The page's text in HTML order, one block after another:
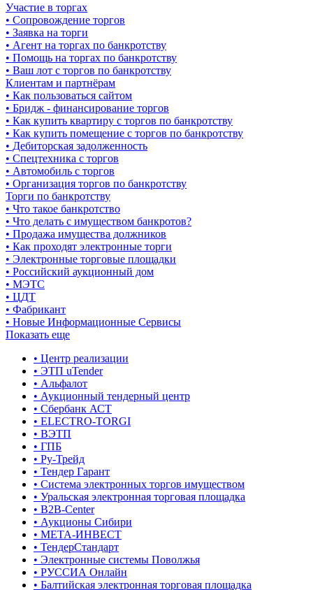
Участие в торгах
• Сопровождение торгов
• Заявка на торги
• Агент на торгах по банкротству
• Помощь на торгах по банкротству
• Ваш лот с торгов по банкротству
Клиентам и партнёрам
• Как пользоваться сайтом
• Бридж - финансирование торгов
• Как купить квартиру с торгов по банкротству
• Как купить помещение с торгов по банкротству
• Дебиторская задолженность
• Спецтехника с торгов
• Автомобиль с торгов
• Организация торгов по банкротству
Торги по банкротству
• Что такое банкротство
• Что делать с имуществом банкротов?
• Продажа имущества должников
• Как проходят электронные торги
• Электронные торговые площадки
• Российский аукционный дом
• МЭТС
• ЦДТ
• Фабрикант
• Новые Информационные Сервисы
Показать еще
• Центр реализации
• ЭТП uTender
• Альфалот
• Аукционный тендерный центр
• Сбербанк АСТ
• ELECTRO-TORGI
• ВЭТП
• ГПБ
• Ру-Трейд
• Тендер Гарант
• Система электронных торгов имуществом
• Уральская электронная торговая площадка
• B2B-Center
• Аукционы Сибири
• МЕТА-ИНВЕСТ
• ТендерСтандарт
• Электронные системы Поволжья
• РУССИА Онлайн
• Балтийская электронная торговая площадка